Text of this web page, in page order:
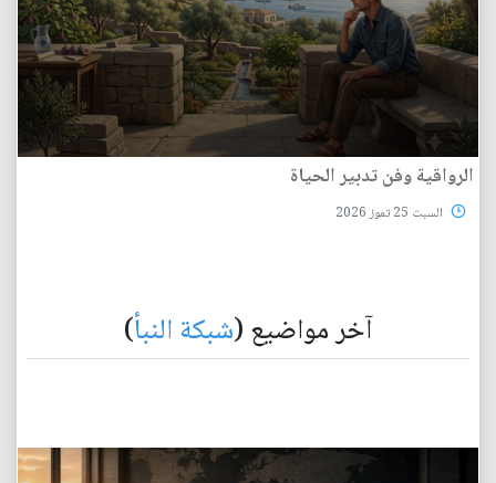
الرواقية وفن تدبير الحياة
السبت 25 تموز 2026
آخر مواضيع (شبكة النبأ)